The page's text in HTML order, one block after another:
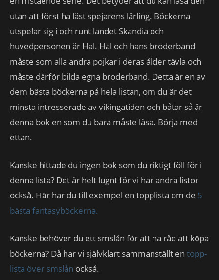
utan att först ha läst spejarens lärling. Böckerna
utspelar sig i och runt landet Skandia och
huvedpersonen är Hal. Hal och hans broderband
måste som alla andra pojkar i deras ålder tävla och
måste därför bilda egna broderband. Detta är en av
dem bästa böckerna på hela listan, om du är det
minsta intresserade av vikingatiden och båtar så är
denna bok en som du bara måste läsa. Börja med
ettan.
Kanske hittade du ingen bok som du riktigt föll för i
denna lista? Det är helt lugnt för vi har andra listor
också. Här har du till exempel en topplista om de 5
bästa fantasyböckerna.
Kanske behöver du ett smslån för att ha råd att köpa
böckerna? Då har vi självklart sammanställt en topp-
lista över smslån också.